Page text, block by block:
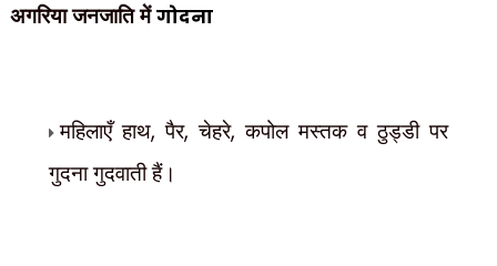
अगरिया जनजाति मेंगोदना
महिलाएँ हाथ,पैर,चेहरे,कपोल मस्तक व ठुड्डी पर
गुदना गुदवाती हैं।